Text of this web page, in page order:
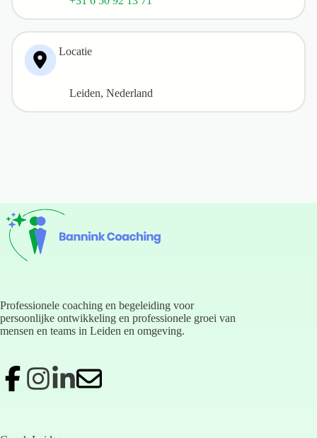
Locatie
Leiden, Nederland
Professionele coaching en begeleiding voor
persoonlijke ontwikkeling en professionele groei van
mensen en teams in Leiden en omgeving.